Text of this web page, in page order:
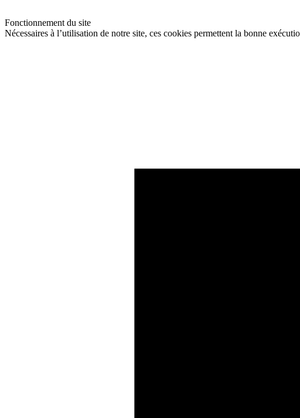
Fonctionnement du site
Nécessaires à l’utilisation de notre site, ces cookies permettent la bonne